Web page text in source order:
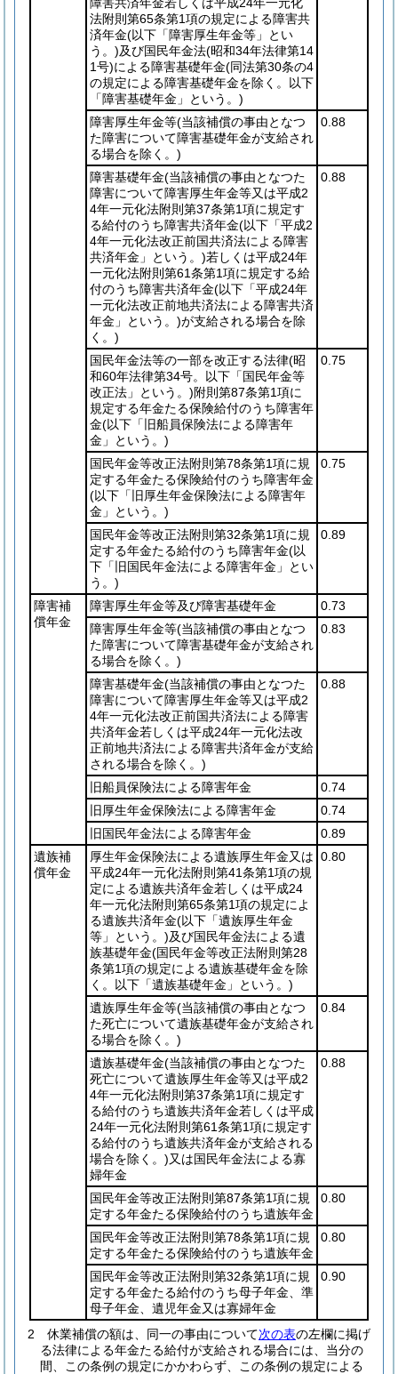
法附則第65条第1項の規定による障害共
済年金(以下「障害厚生年金等」とい
う。)及び国民年金法(昭和34年法律第14
1号)による障害基礎年金(同法第30条の4
の規定による障害基礎年金を除く。以下
「障害基礎年金」という。)
障害厚生年金等(当該補償の事由となつ
た障害について障害基礎年金が支給され
る場合を除く。)
0.88
障害基礎年金(当該補償の事由となつた
障害について障害厚生年金等又は平成2
4年一元化法附則第37条第1項に規定す
る給付のうち障害共済年金(以下「平成2
4年一元化法改正前国共済法による障害
共済年金」という。)若しくは平成24年
一元化法附則第61条第1項に規定する給
付のうち障害共済年金(以下「平成24年
一元化法改正前地共済法による障害共済
年金」という。)が支給される場合を除
く。)
0.88
国民年金法等の一部を改正する法律(昭
和60年法律第34号。以下「国民年金等
改正法」という。)附則第87条第1項に
規定する年金たる保険給付のうち障害年
金(以下「旧船員保険法による障害年
金」という。)
0.75
国民年金等改正法附則第78条第1項に規
定する年金たる保険給付のうち障害年金
(以下「旧厚生年金保険法による障害年
金」という。)
0.75
国民年金等改正法附則第32条第1項に規
定する年金たる給付のうち障害年金(以
下「旧国民年金法による障害年金」とい
う。)
0.89
障害補
償年金
障害厚生年金等及び障害基礎年金
0.73
障害厚生年金等(当該補償の事由となつ
た障害について障害基礎年金が支給され
る場合を除く。)
0.83
障害基礎年金(当該補償の事由となつた
障害について障害厚生年金等又は平成2
4年一元化法改正前国共済法による障害
共済年金若しくは平成24年一元化法改
正前地共済法による障害共済年金が支給
される場合を除く。)
0.88
旧船員保険法による障害年金
0.74
旧厚生年金保険法による障害年金
0.74
旧国民年金法による障害年金
0.89
遺族補
償年金
厚生年金保険法による遺族厚生年金又は
平成24年一元化法附則第41条第1項の規
定による遺族共済年金若しくは平成24
年一元化法附則第65条第1項の規定によ
る遺族共済年金(以下「遺族厚生年金
等」という。)及び国民年金法による遺
族基礎年金(国民年金等改正法附則第28
条第1項の規定による遺族基礎年金を除
く。以下「遺族基礎年金」という。)
0.80
遺族厚生年金等(当該補償の事由となつ
た死亡について遺族基礎年金が支給され
る場合を除く。)
0.84
遺族基礎年金(当該補償の事由となつた
死亡について遺族厚生年金等又は平成2
4年一元化法附則第37条第1項に規定す
る給付のうち遺族共済年金若しくは平成
24年一元化法附則第61条第1項に規定す
る給付のうち遺族共済年金が支給される
場合を除く。)又は国民年金法による寡
婦年金
0.88
国民年金等改正法附則第87条第1項に規
定する年金たる保険給付のうち遺族年金
0.80
国民年金等改正法附則第78条第1項に規
定する年金たる保険給付のうち遺族年金
0.80
国民年金等改正法附則第32条第1項に規
定する年金たる給付のうち母子年金、準
母子年金、遺児年金又は寡婦年金
0.90
2 休業補償の額は、同一の事由について次の表の左欄に掲げ
る法律による年金たる給付が支給される場合には、当分の
間、この条例の規定にかかわらず、この条例の規定による